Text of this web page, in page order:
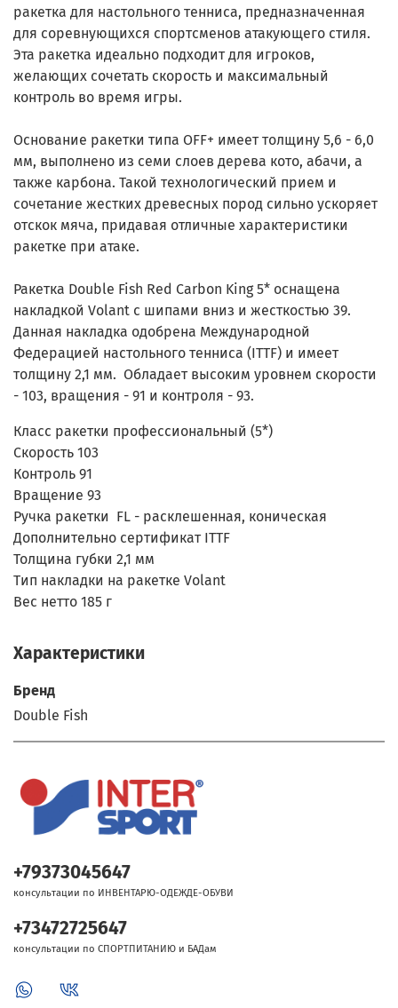
ракетка для настольного тенниса, предназначенная
для соревнующихся спортсменов атакующего стиля.
Эта ракетка идеально подходит для игроков,
желающих сочетать скорость и максимальный
контроль во время игры.
Основание ракетки типа OFF+ имеет толщину 5,6 - 6,0
мм, выполнено из семи слоев дерева кото, абачи, а
также карбона. Такой технологический прием и
сочетание жестких древесных пород сильно ускоряет
отскок мяча, придавая отличные характеристики
ракетке при атаке.
Ракетка Double Fish Red Carbon King 5* оснащена
накладкой Volant с шипами вниз и жесткостью 39.
Данная накладка одобрена Международной
Федерацией настольного тенниса (ITTF) и имеет
толщину 2,1 мм. Обладает высоким уровнем скорости
- 103, вращения - 91 и контроля - 93.
Класс ракетки профессиональный (5*)
Скорость 103
Контроль 91
Вращение 93
Ручка ракетки FL - расклешенная, коническая
Дополнительно сертификат ITTF
Толщина губки 2,1 мм
Тип накладки на ракетке Volant
Вес нетто 185 г
Характеристики
Бренд
Double Fish
+79373045647
консультации по ИНВЕНТАРЮ-ОДЕЖДЕ-ОБУВИ
+73472725647
консультации по СПОРТПИТАНИЮ и БАДам